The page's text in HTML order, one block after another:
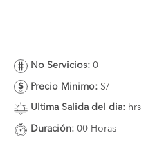
No Servicios: 0
Precio Minimo: S/
Ultima Salida del dia: hrs
Duración: 00 Horas